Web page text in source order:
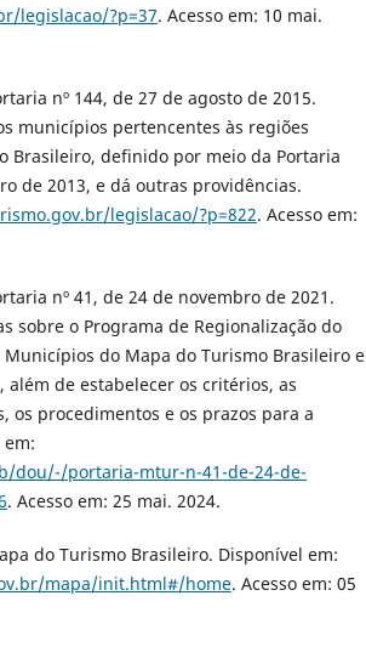
legislacao/?p=37. Acesso em: 10 mai.
nº 144, de 27 de agosto de 2015.
municípios pertencentes às regiões
Brasileiro, definido por meio da Portaria
de 2013, e dá outras providências.
legislacao/?p=822. Acesso em:
nº 41, de 24 de novembro de 2021.
sobre o Programa de Regionalização do
do Mapa do Turismo Brasileiro e
de estabelecer os critérios, as
os procedimentos e os prazos para a
dou/-/portaria-mtur-n-41-de-24-de-
. Acesso em: 25 mai. 2024.
do Turismo Brasileiro. Disponível em:
mapa/init.html#/home. Acesso em: 05